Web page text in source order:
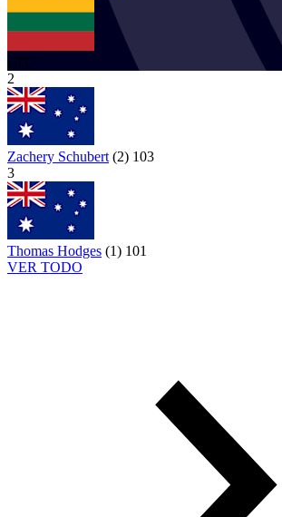
LTU
2
Zachery Schubert (2) 103
3
Thomas Hodges (1) 101
VER TODO